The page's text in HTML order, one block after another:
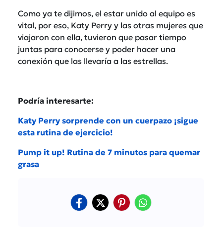
Como ya te dijimos, el estar unido al equipo es
vital, por eso, Katy Perry y las otras mujeres que
viajaron con ella, tuvieron que pasar tiempo
juntas para conocerse y poder hacer una
conexión que las llevaría a las estrellas.
Podría interesarte:
Katy Perry sorprende con un cuerpazo ¡sigue
esta rutina de ejercicio!
Pump it up! Rutina de 7 minutos para quemar
grasa